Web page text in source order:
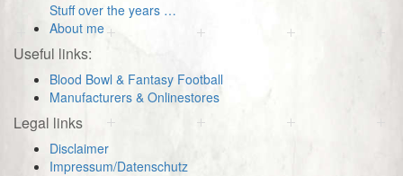
Stuff over the years …
About me
Useful links:
Blood Bowl & Fantasy Football
Manufacturers & Onlinestores
Legal links
Disclaimer
Impressum/Datenschutz